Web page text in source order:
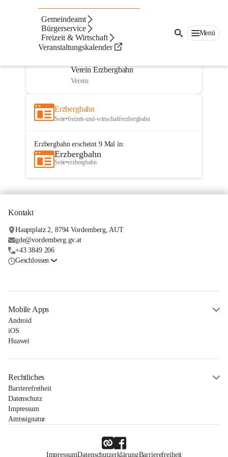
Gemeindeamt
Bürgerservice
Freizeit & Wirtschaft
Veranstaltungskalender
Menü
Beste Resultate Navigation
Suchergebnisse
Suchergebnisse:
Verein Erzbergbahn
Verein
Erzbergbahn
Seite•freizeit-und-wirtschaft/erzbergbahn
Erzbergbahnerscheint 9Mal in:
Erzbergbahn
Seite•erzbergbahn
Kontakt
Hauptplatz 2, 8794 Vordernberg, AUT
gde@vordernberg.gv.at
+43 3849 206
Geschlossen
Mobile Apps
Android
iOS
Huawei
Rechtliches
Barrierefreiheit
Datenschutz
Impressum
Amtssignatur
ImpressumDatenschutzerklärungBarrierefreiheit